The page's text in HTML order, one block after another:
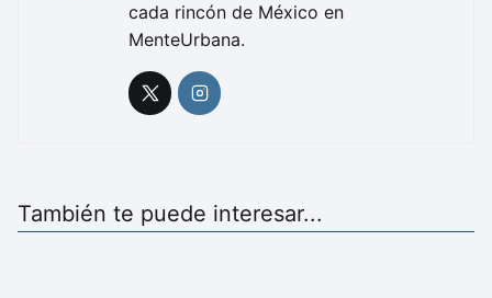
cada rincón de México en
MenteUrbana.
También te puede interesar...